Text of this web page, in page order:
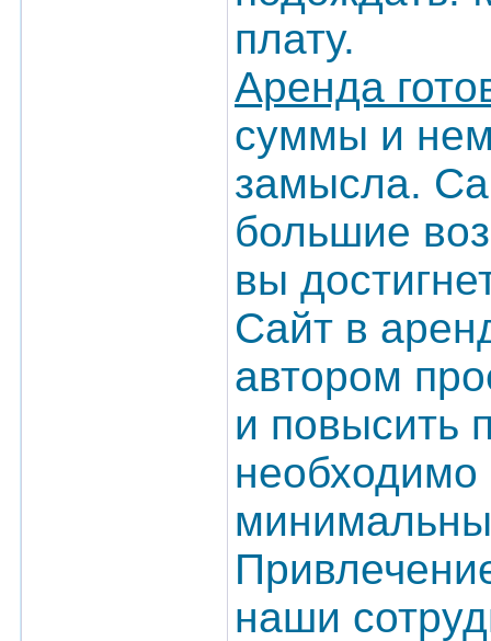
плату.
Аренда
суммы и
замысла.
большие
вы
Сайт в
автором
и повысить
наши